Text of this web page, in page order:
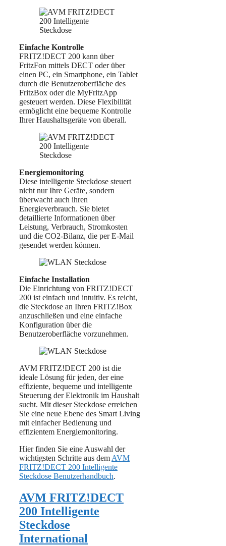
Einfache Kontrolle
FRITZ!DECT 200 kann über
FritzFon mittels DECT oder über
einen PC, ein Smartphone, ein Tablet
durch die Benutzeroberfläche des
FritzBox oder die MyFritzApp
gesteuert werden. Diese Flexibilität
ermöglicht eine bequeme Kontrolle
Ihrer Haushaltsgeräte von überall.
Energiemonitoring
Diese intelligente Steckdose steuert
nicht nur Ihre Geräte, sondern
überwacht auch ihren
Energieverbrauch. Sie bietet
detaillierte Informationen über
Leistung, Verbrauch, Stromkosten
und die CO2-Bilanz, die per E-Mail
gesendet werden können.
Einfache Installation
Die Einrichtung von FRITZ!DECT
200 ist einfach und intuitiv. Es reicht,
die Steckdose an Ihren FRITZ!Box
anzuschließen und eine einfache
Konfiguration über die
Benutzeroberfläche vorzunehmen.
AVM FRITZ!DECT 200 ist die
ideale Lösung für jeden, der eine
effiziente, bequeme und intelligente
Steuerung der Elektronik im Haushalt
sucht. Mit dieser Steckdose erreichen
Sie eine neue Ebene des Smart Living
mit einfacher Bedienung und
effizientem Energiemonitoring.
Hier finden Sie eine Auswahl der
wichtigsten Schritte aus dem AVM
FRITZ!DECT 200 Intelligente
Steckdose Benutzerhandbuch.
AVM FRITZ!DECT
200 Intelligente
Steckdose
International